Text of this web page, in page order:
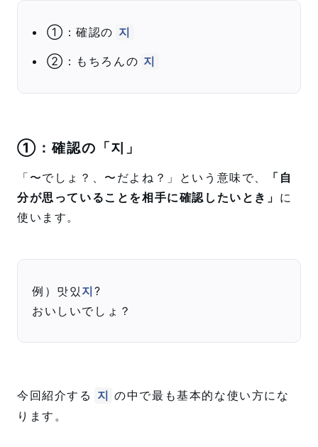
①：確認の 지
②：もちろんの 지
①：確認の「지」
「〜でしょ？、〜だよね？」という意味で、
「自
分が思っていることを相手に確認したいとき」 に
使います。
例）맛있 지?
おいしいでしょ？
今回紹介する 지 の中で最も基本的な使い方にな
ります。